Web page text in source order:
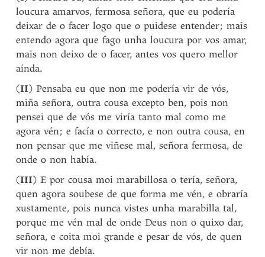
loucura amarvos, fermosa señora, que eu podería
deixar de o facer logo que o puidese entender; mais
entendo agora que fago unha loucura por vos amar,
mais non deixo de o facer, antes vos quero mellor
aínda.
(II) Pensaba eu que non me podería vir de vós,
miña señora, outra cousa excepto ben, pois non
pensei que de vós me viría tanto mal como me
agora vén; e facía o correcto, e non outra cousa, en
non pensar que me viñese mal, señora fermosa, de
onde o non había.
(III) E por cousa moi marabillosa o tería, señora,
quen agora soubese de que forma me vén, e obraría
xustamente, pois nunca vistes unha marabilla tal,
porque me vén mal de onde Deus non o quixo dar,
señora, e coita moi grande e pesar de vós, de quen
vir non me debía.